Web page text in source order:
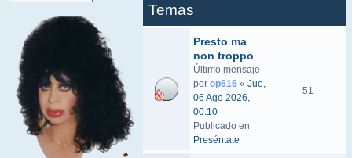
Temas
Presto ma
non troppo
Último mensaje
por op616 « Jue,
06 Ago 2026,
00:10
Publicado en
Preséntate
51